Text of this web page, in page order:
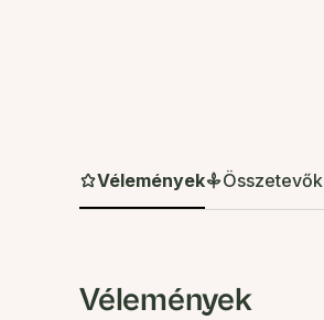
Vélemények Összetevők
Vélemények